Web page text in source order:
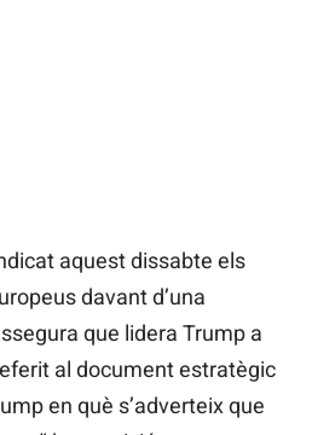
aquest dissabte els
davant d’una
que lidera Trump a
al document estratègic
en què s’adverteix que